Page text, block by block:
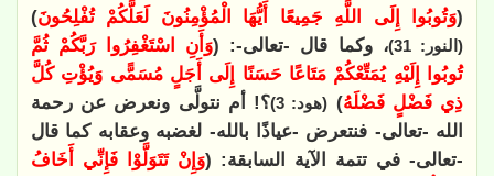
(وَتُوبُوا إِلَى اللَّهِ جَمِيعًا أَيُّهَا الْمُؤْمِنُونَ لَعَلَّكُمْ تُفْلِحُونَ)
(النور: 31) ، وكما قال -تعالى-: (وَأَنِ اسْتَغْفِرُوا رَبَّكُمْ ثُمَّ
تُوبُوا إِلَيْهِ يُمَتِّعْكُمْ مَتَاعًا حَسَنًا إِلَى أَجَلٍ مُسَمًّى وَيُؤْتِ كُلَّ
ذِي فَضْلٍ فَضْلَهُ) (هود: 3)
؟! أم نتولَّى ونعرض عن رحمة
الله -تعالى- فنتعرض -عياذًا بالله- لغضبه وعقابه كما قال
-تعالى- في تتمة الآية السابقة: (وَإِنْ تَتَوَلَّوْا فَإِنِّي أَخَافُ